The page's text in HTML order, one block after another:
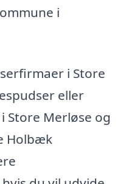
i
i Store
eller
Store Merløse og
Holbæk